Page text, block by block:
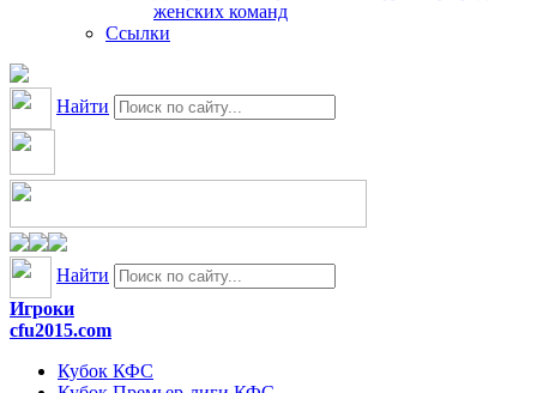
женских команд
Ссылки
Найти
Найти
Игроки
cfu2015.com
Кубок КФС